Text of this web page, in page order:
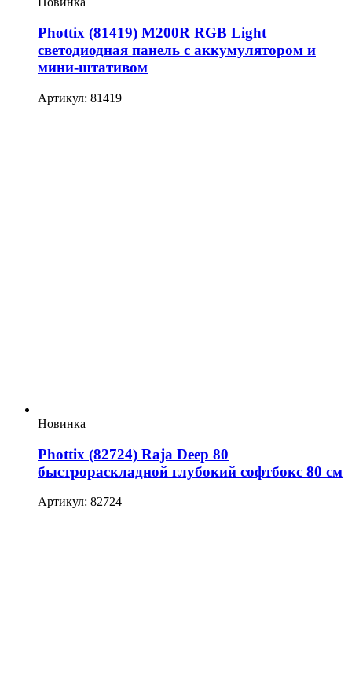
Phottix (81419) M200R RGB Light
светодиодная панель с аккумулятором и
мини-штативом
Артикул: 81419
Новинка
Phottix (82724) Raja Deep 80
быстрораскладной глубокий софтбокс 80 см
Артикул: 82724